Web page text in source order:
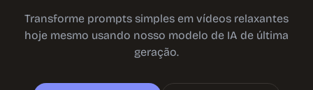
Transforme prompts simples em vídeos relaxantes
hoje mesmo usando nosso modelo de IA de última
geração.